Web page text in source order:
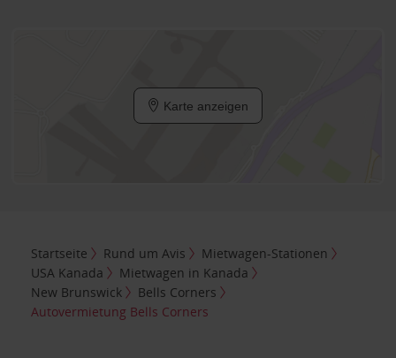
Karte anzeigen
Startseite Rund um Avis
Mietwagen-Stationen
USA Kanada
Mietwagen in Kanada
New Brunswick
Bells Corners
Autovermietung Bells Corners